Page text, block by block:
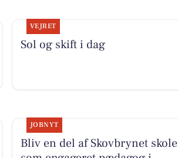
VEJRET
Sol og skift i dag
JOBNYT
Bliv en del af Skovbrynet skole